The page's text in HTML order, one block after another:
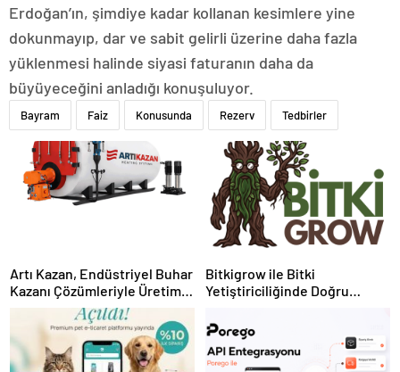
Erdoğan’ın, şimdiye kadar kollanan kesimlere yine
dokunmayıp, dar ve sabit gelirli üzerine daha fazla
yüklenmesi halinde siyasi faturanın daha da
büyüyeceğini anladığı konuşuluyor.
Bayram Faiz Konusunda Rezerv Tedbirler
Artı Kazan, Endüstriyel Buhar
Kazanı Çözümleriyle Üretim
Tesislerine Verimli Sistemler
Sunuyor
Bitkigrow ile Bitki
Yetiştiriciliğinde Doğru